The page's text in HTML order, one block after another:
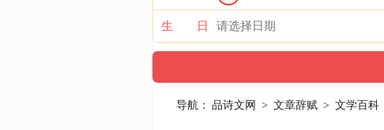
生 日
导航： 品诗文网 > 文章辞赋 > 文学百科